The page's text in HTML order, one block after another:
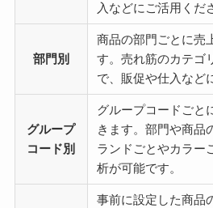
入などにご活用くだ
部門別
商品の部門ごとに売
す。売れ筋のカテゴ
で、販促や仕入など
グループ
コード別
グループコードごと
きます。部門や商品
ランドごとやカラー
析が可能です。
事前に設定した商品